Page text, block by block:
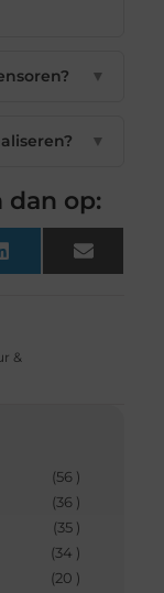
(56 )
(36 )
(35 )
(34 )
(20 )
▼
▼
dan op:
LinkedIn Email
&